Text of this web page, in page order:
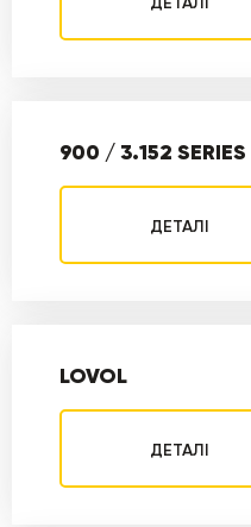
900 / 3.152 SERIES
ДЕТАЛІ
LOVOL
ДЕТАЛІ